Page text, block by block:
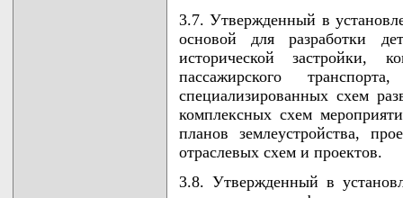
3.7. Утвержденный в
основой для разработки
исторической застройки,
пассажирского
специализированных схем
комплексных схем
планов землеустройства,
отраслевых схем и проектов.
3.8. Утвержденный в